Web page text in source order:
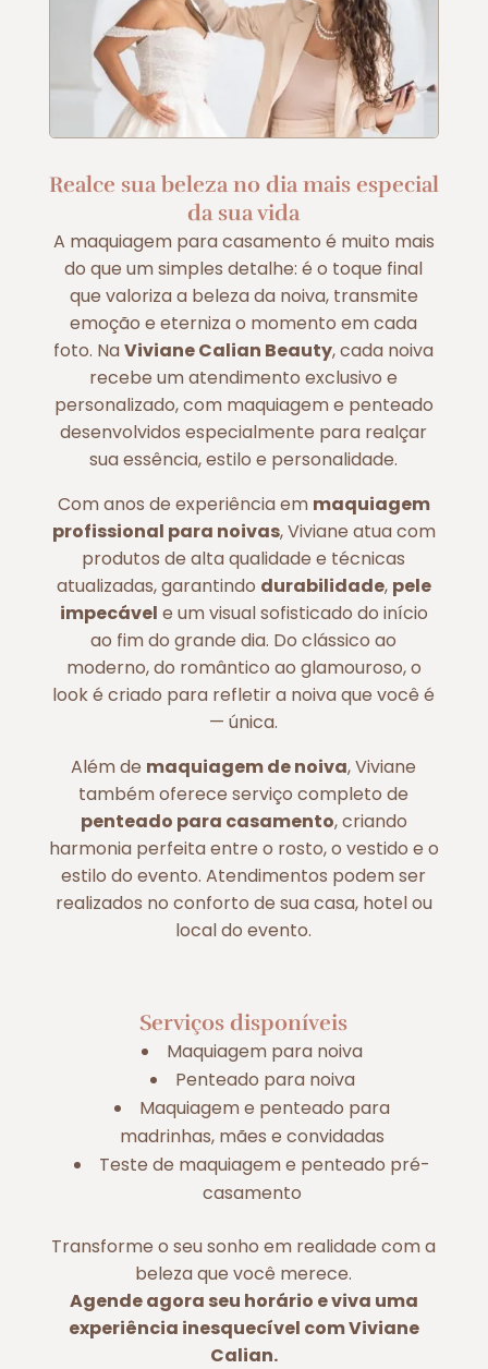
Realce sua beleza no dia mais especial
da sua vida
A maquiagem para casamento é muito mais
do que um simples detalhe: é o toque final
que valoriza a beleza da noiva, transmite
emoção e eterniza o momento em cada
foto. NaViviane Calian Beauty, cada noiva
recebe um atendimento exclusivo e
personalizado, com maquiagem e penteado
desenvolvidos especialmente para realçar
sua essência, estilo e personalidade.
Com anos de experiência em maquiagem
profissional para noivas, Viviane atua com
produtos de alta qualidade e técnicas
atualizadas, garantindo durabilidade, pele
impecável e um visual sofisticado do início
ao fim do grande dia. Do clássico ao
moderno, do romântico ao glamouroso, o
look é criado para refletir a noiva que você é
— única.
Além de maquiagem de noiva, Viviane
também oferece serviço completo de
penteado para casamento, criando
harmonia perfeita entre o rosto, o vestido e o
estilo do evento. Atendimentos podem ser
realizados no conforto de sua casa, hotel ou
local do evento.
Serviços disponíveis
Maquiagem para noiva
Penteado para noiva
Maquiagem e penteado para
madrinhas, mães e convidadas
Teste de maquiagem e penteado pré-
casamento
Transforme o seu sonho em realidade com a
beleza que você merece.
Agende agora seu horário e viva uma
experiência inesquecível com Viviane
Calian.